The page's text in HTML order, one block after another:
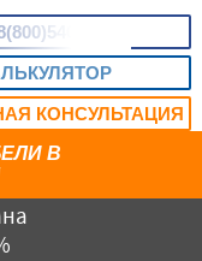
КОНСУЛЬТАЦИЯ
В